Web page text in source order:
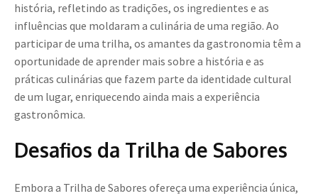
história, refletindo as tradições, os ingredientes e as
influências que moldaram a culinária de uma região. Ao
participar de uma trilha, os amantes da gastronomia têm a
oportunidade de aprender mais sobre a história e as
práticas culinárias que fazem parte da identidade cultural
de um lugar, enriquecendo ainda mais a experiência
gastronômica.
Desafios da Trilha de Sabores
Embora a Trilha de Sabores ofereça uma experiência única,